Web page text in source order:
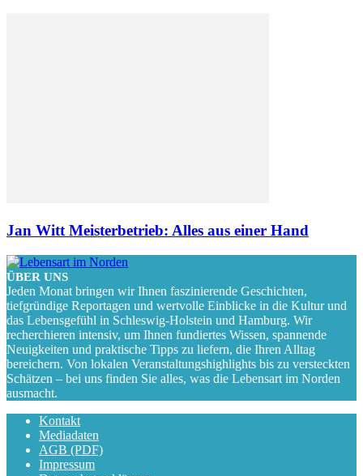
Jan Witt Meisterbetrieb: Alles aus einer Hand
ÜBER UNS
Jeden Monat bringen wir Ihnen faszinierende Geschichten,
tiefgründige Reportagen und wertvolle Einblicke in die Kultur und
das Lebensgefühl in Schleswig-Holstein und Hamburg. Wir
recherchieren intensiv, um Ihnen fundiertes Wissen, spannende
Neuigkeiten und praktische Tipps zu liefern, die Ihren Alltag
bereichern. Von lokalen Veranstaltungshighlights bis zu versteckten
Schätzen – bei uns finden Sie alles, was die Lebensart im Norden
ausmacht.
Kontakt
Mediadaten
AGB (PDF)
Impressum